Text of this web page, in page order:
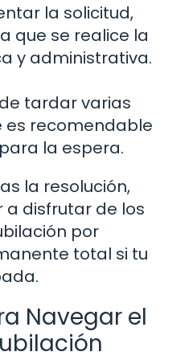
la solicitud,
que se realice la
y administrativa.
tardar varias
es recomendable
la espera.
la resolución,
disfrutar de los
por
total si tu
Navegar el